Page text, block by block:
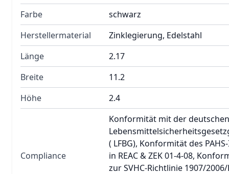
Farbe
schwarz
Herstellermaterial
Zinklegierung, Edelstahl
Länge
2.17
Breite
11.2
Höhe
2.4
Compliance
Konformität mit der deutschen
( LFBG), Konformität des
in REAC & ZEK 01-4-08,
zur SVHC-Richtlinie 1907/2006/